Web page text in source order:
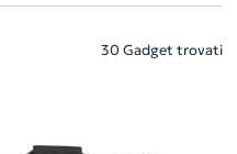
30 Gadget trovati